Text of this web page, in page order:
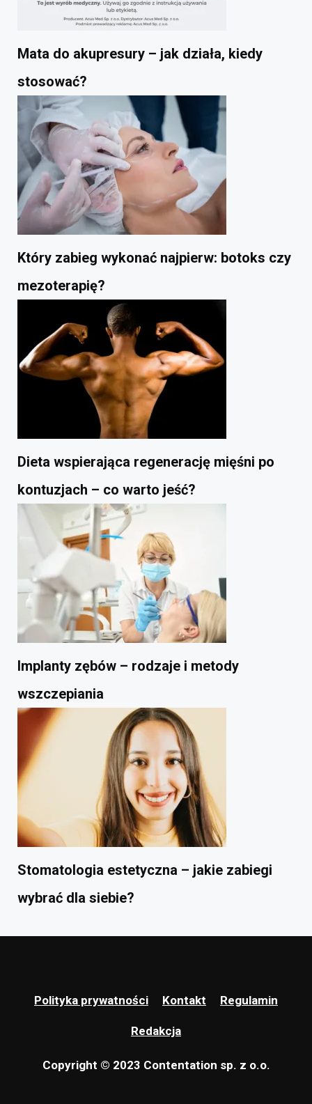
Mata do akupresury – jak działa, kiedy
stosować?
Który zabieg wykonać najpierw: botoks czy
mezoterapię?
Dieta wspierająca regenerację mięśni po
kontuzjach – co warto jeść?
Implanty zębów – rodzaje i metody
wszczepiania
Stomatologia estetyczna – jakie zabiegi
wybrać dla siebie?
Polityka prywatności Kontakt Regulamin
Redakcja
Copyright © 2023 Contentation sp. z o.o.